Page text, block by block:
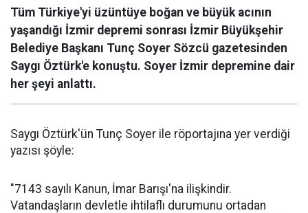
Tüm Türkiye'yi üzüntüye boğan ve büyük acının
yaşandığı İzmir depremi sonrası İzmir Büyükşehir
Belediye Başkanı Tunç Soyer Sözcü gazetesinden
Saygı Öztürk'e konuştu. Soyer İzmir depremine dair
her şeyi anlattı.
Saygı Öztürk'ün Tunç Soyer ile röportajına yer verdiği
yazısı şöyle:
"7143 sayılı Kanun, İmar Barışı'na ilişkindir.
Vatandaşların devletle ihtilaflı durumunu ortadan